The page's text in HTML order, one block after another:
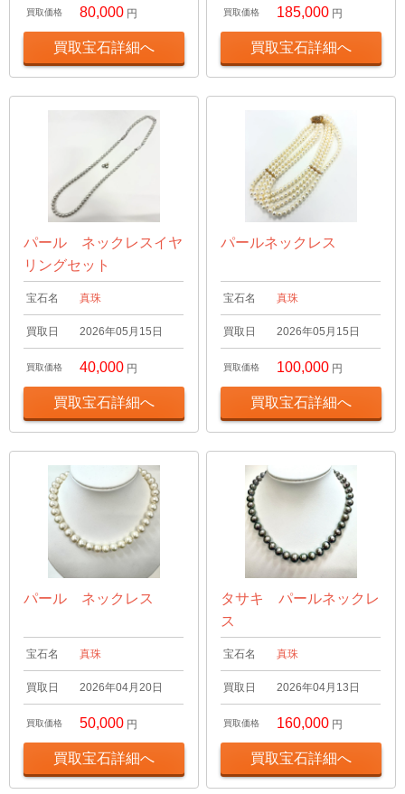
買取価格 80,000 円
買取宝石詳細へ
買取価格 185,000 円
買取宝石詳細へ
パール ネックレスイヤ
リングセット
宝石名 真珠
買取日 2026年05月15日
買取価格 40,000 円
買取宝石詳細へ
パールネックレス
宝石名 真珠
買取日 2026年05月15日
買取価格 100,000 円
買取宝石詳細へ
パール ネックレス
宝石名 真珠
買取日 2026年04月20日
買取価格 50,000 円
買取宝石詳細へ
タサキ パールネックレ
ス
宝石名 真珠
買取日 2026年04月13日
買取価格 160,000 円
買取宝石詳細へ